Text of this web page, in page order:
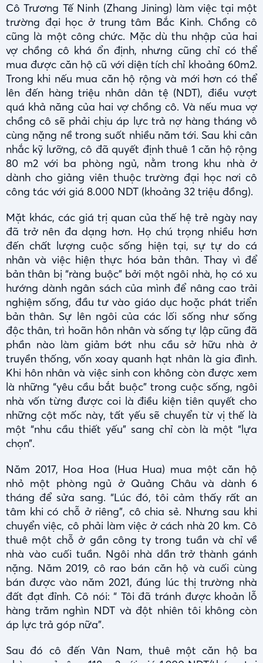
Cô Trương Tế Ninh (Zhang Jining) làm việc tại một
trường đại học ở trung tâm Bắc Kinh. Chồng cô
cũng là một công chức. Mặc dù thu nhập của hai
vợ chồng cô khá ổn định, nhưng cũng chỉ có thể
mua được căn hộ cũ với diện tích chỉ khoảng 60m2.
Trong khi nếu mua căn hộ rộng và mới hơn có thể
lên đến hàng triệu nhân dân tệ (NDT), điều vượt
quá khả năng của hai vợ chồng cô. Và nếu mua vợ
chồng cô sẽ phải chịu áp lực trả nợ hàng tháng vô
cùng nặng nề trong suốt nhiều năm tới. Sau khi cân
nhắc kỹ lưỡng, cô đã quyết định thuê 1 căn hộ rộng
80 m2 với ba phòng ngủ, nằm trong khu nhà ở
dành cho giảng viên thuộc trường đại học nơi cô
công tác với giá 8.000 NDT (khoảng 32 triệu đồng).
Mặt khác, các giá trị quan của thế hệ trẻ ngày nay
đã trở nên đa dạng hơn. Họ chú trọng nhiều hơn
đến chất lượng cuộc sống hiện tại, sự tự do cá
nhân và việc hiện thực hóa bản thân. Thay vì để
bản thân bị “ràng buộc” bởi một ngôi nhà, họ có xu
hướng dành ngân sách của mình để nâng cao trải
nghiệm sống, đầu tư vào giáo dục hoặc phát triển
bản thân. Sự lên ngôi của các lối sống như sống
độc thân, trì hoãn hôn nhân và sống tự lập cũng đã
phần nào làm giảm bớt nhu cầu sở hữu nhà ở
truyền thống, vốn xoay quanh hạt nhân là gia đình.
Khi hôn nhân và việc sinh con không còn được xem
là những “yêu cầu bắt buộc” trong cuộc sống, ngôi
nhà vốn từng được coi là điều kiện tiên quyết cho
những cột mốc này, tất yếu sẽ chuyển từ vị thế là
một “nhu cầu thiết yếu” sang chỉ còn là một “lựa
chọn”.
Năm 2017, Hoa Hoa (Hua Hua) mua một căn hộ
nhỏ một phòng ngủ ở Quảng Châu và dành 6
tháng để sửa sang. “Lúc đó, tôi cảm thấy rất an
tâm khi có chỗ ở riêng”, cô chia sẻ. Nhưng sau khi
chuyển việc, cô phải làm việc ở cách nhà 20 km. Cô
thuê một chỗ ở gần công ty trong tuần và chỉ về
nhà vào cuối tuần. Ngôi nhà dần trở thành gánh
nặng. Năm 2019, cô rao bán căn hộ và cuối cùng
bán được vào năm 2021, đúng lúc thị trường nhà
đất đạt đỉnh. Cô nói: “ Tôi đã tránh được khoản lỗ
hàng trăm nghìn NDT và đột nhiên tôi không còn
áp lực trả góp nữa”.
Sau đó cô đến Vân Nam, thuê một căn hộ ba